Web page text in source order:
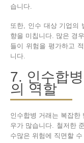
습니다.
또한, 인수 대상 기업의
향을 미칩니다. 많은 경
들이 위험을 평가하고
니다.
7. 인수합
의 역할
인수합병 거래는 복잡한
우가 많습니다. 철저한
수많은 위험에 직면할 수